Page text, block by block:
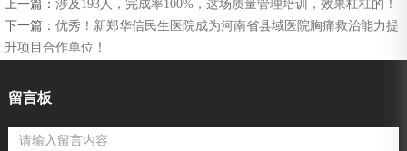
上一篇： 涉及193人，完成率100%，这场质量管理培训，效果杠杠的！
下一篇： 优秀！新郑华信民生医院成为河南省县域医院胸痛救治能力提
升项目合作单位！
留言板